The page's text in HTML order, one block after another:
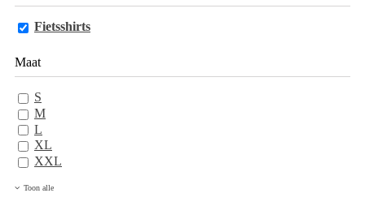
Fietsshirts
Maat
S
M
L
XL
XXL
Toon alle